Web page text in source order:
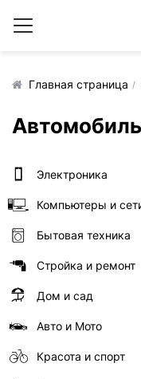
Главная страница
Электроника
Компьютеры и
Бытовая техника
Стройка и ремонт
Дом и сад
Авто и Мото
Красота и спорт